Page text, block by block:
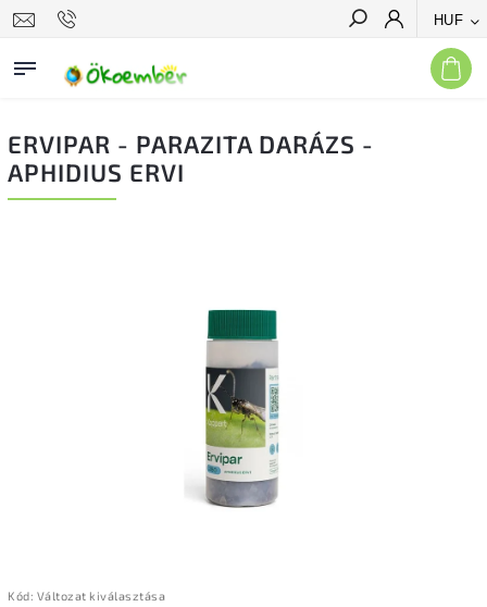
HUF
Keresés
ERVIPAR - PARAZITA DARÁZS -
APHIDIUS ERVI
Kód: Változat kiválasztása